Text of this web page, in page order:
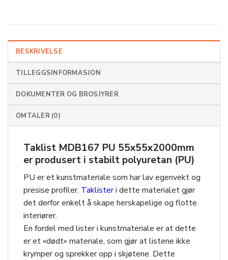
BESKRIVELSE
TILLEGGSINFORMASJON
DOKUMENTER OG BROSJYRER
OMTALER (0)
Taklist MDB167 PU 55x55x2000mm
er produsert i stabilt polyuretan (PU)
PU er et kunstmateriale som har lav egenvekt og
presise profiler. Taklisteri dette materialet gjør
det derfor enkelt å skape herskapelige og flotte
interiører.
En fordel med lister i kunstmateriale er at dette
er et «dødt» materiale, som gjør at listene ikke
krymper og sprekker opp i skjøtene. Dette